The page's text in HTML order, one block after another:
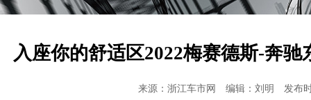
入座你的舒适区2022梅赛德斯-奔
来源：浙江车市网 编辑：刘明 发布时